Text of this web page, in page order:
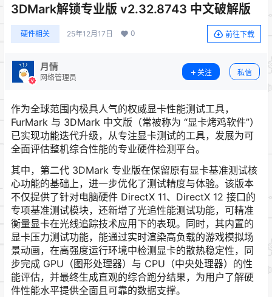
3DMark解锁专业版 v2.32.8743 中文破解版
硬件相关 25年12月17日 0 前往下载
月情
网络管理员
关注 私信
作为全球范围内极具人气的权威显卡性能测试工具，
FurMark 与 3DMark 中文版（常被称为 “显卡烤鸡软件”）
已实现功能迭代升级，从专注显卡测试的工具，发展为可
全面评估整机综合性能的专业硬件检测平台。
其中，第二代 3DMark 专业版在保留原有显卡基准测试核
心功能的基础上，进一步优化了测试精度与体验。该版本
不仅提供了针对电脑硬件 DirectX 11、DirectX 12 接口的
专项基准测试模块，还新增了光追性能测试功能，可精准
衡量显卡在光线追踪技术应用下的表现。同时，其内置的
显卡压力测试功能，能通过实时渲染高负载的游戏模拟场
景动画，在高强度运行环境中检测显卡的散热稳定性，同
步完成 GPU（图形处理器）与 CPU（中央处理器）的性
能评估，并最终生成直观的综合跑分结果，为用户了解硬
件性能水平提供全面且可靠的数据支撑。